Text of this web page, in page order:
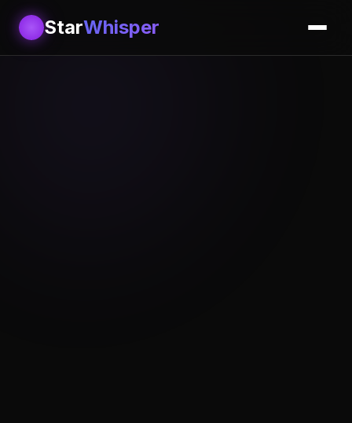
StarWhisper